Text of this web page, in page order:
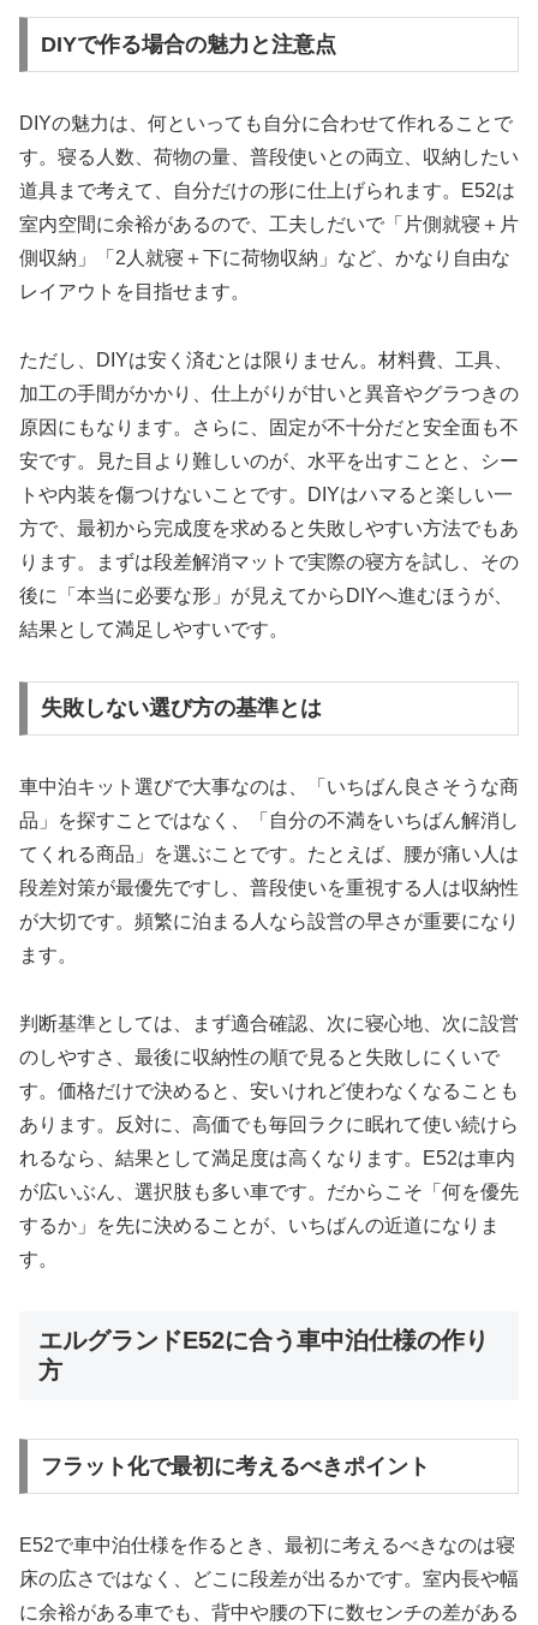
DIYで作る場合の魅力と注意点
DIYの魅力は、何といっても自分に合わせて作れることで
す。寝る人数、荷物の量、普段使いとの両立、収納したい
道具まで考えて、自分だけの形に仕上げられます。E52は
室内空間に余裕があるので、工夫しだいで「片側就寝＋片
側収納」「2人就寝＋下に荷物収納」など、かなり自由な
レイアウトを目指せます。
ただし、DIYは安く済むとは限りません。材料費、工具、
加工の手間がかかり、仕上がりが甘いと異音やグラつきの
原因にもなります。さらに、固定が不十分だと安全面も不
安です。見た目より難しいのが、水平を出すことと、シー
トや内装を傷つけないことです。DIYはハマると楽しい一
方で、最初から完成度を求めると失敗しやすい方法でもあ
ります。まずは段差解消マットで実際の寝方を試し、その
後に「本当に必要な形」が見えてからDIYへ進むほうが、
結果として満足しやすいです。
失敗しない選び方の基準とは
車中泊キット選びで大事なのは、「いちばん良さそうな商
品」を探すことではなく、「自分の不満をいちばん解消し
てくれる商品」を選ぶことです。たとえば、腰が痛い人は
段差対策が最優先ですし、普段使いを重視する人は収納性
が大切です。頻繁に泊まる人なら設営の早さが重要になり
ます。
判断基準としては、まず適合確認、次に寝心地、次に設営
のしやすさ、最後に収納性の順で見ると失敗しにくいで
す。価格だけで決めると、安いけれど使わなくなることも
あります。反対に、高価でも毎回ラクに眠れて使い続けら
れるなら、結果として満足度は高くなります。E52は車内
が広いぶん、選択肢も多い車です。だからこそ「何を優先
するか」を先に決めることが、いちばんの近道になりま
す。
エルグランドE52に合う車中泊仕様の作り
方
フラット化で最初に考えるべきポイント
E52で車中泊仕様を作るとき、最初に考えるべきなのは寝
床の広さではなく、どこに段差が出るかです。室内長や幅
に余裕がある車でも、背中や腰の下に数センチの差がある